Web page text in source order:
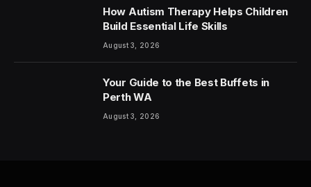
How Autism Therapy Helps Children
Build Essential Life Skills
August 3, 2026
Your Guide to the Best Buffets in
Perth WA
August 3, 2026